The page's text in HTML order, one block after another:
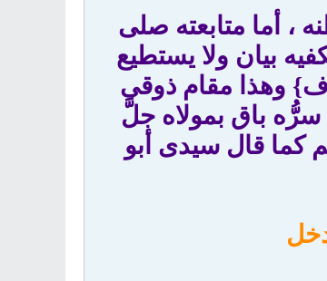
، أما متابعته صلى
بيان ولا يستطيع
وهذا مقام ذوقى
سرُّه باق بمولاه جلَّ
كما قال سيدى أبو